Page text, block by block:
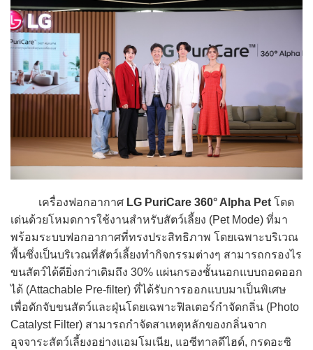
เครื่องฟอกอากาศ LG PuriCare 360° Alpha Pet โดด
เด่นด้วยโหมดการใช้งานสำหรับสัตว์เลี้ยง (Pet Mode) ที่มา
พร้อมระบบฟอกอากาศที่ทรงประสิทธิภาพ โดยเฉพาะบริเวณ
พื้นซึ่งเป็นบริเวณที่สัตว์เลี้ยงทำกิจกรรมต่างๆ สามารถกรองไร
ขนสัตว์ได้ดียิ่งกว่าเดิมถึง 30% แผ่นกรองชั้นนอกแบบถอดออก
ได้ (Attachable Pre-filter) ที่ได้รับการออกแบบมาเป็นพิเศษ
เพื่อดักจับขนสัตว์และฝุ่นโดยเฉพาะฟิลเตอร์กำจัดกลิ่น (Photo
Catalyst Filter) สามารถกำจัดสาเหตุหลักของกลิ่นจาก
อุจจาระสัตว์เลี้ยงอย่างแอมโมเนีย, แอซีทาลดีไฮด์, กรดอะซิ